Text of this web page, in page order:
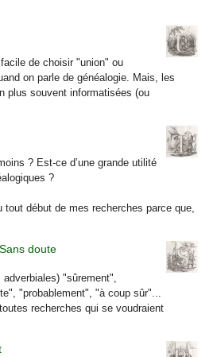
de choisir "union" ou
on parle de généalogie. Mais, les
plus souvent informatisées (ou
? Est-ce d’une grande utilité
?
tout début de mes recherches parce que,
doute
"sûrement",
"probablement", "à coup sûr"...
recherches qui se voudraient